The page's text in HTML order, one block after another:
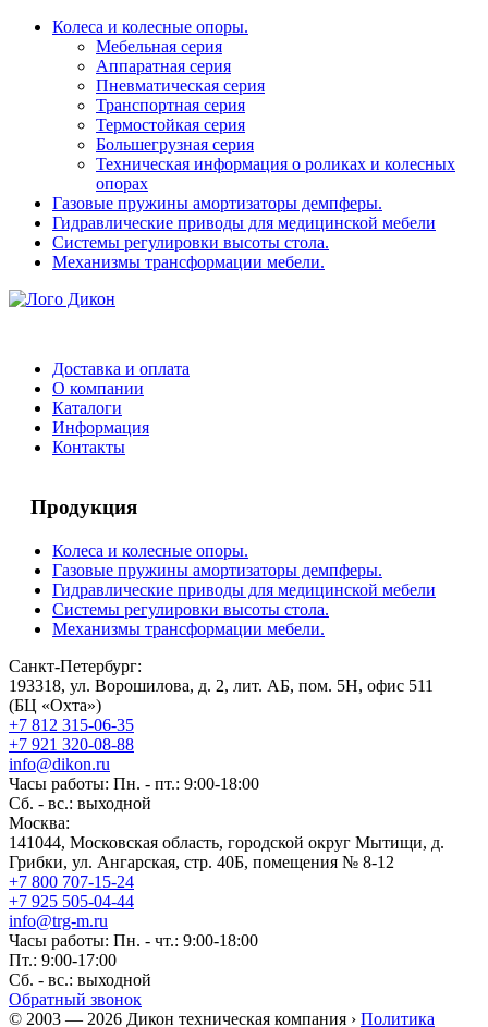
Колеса и колесные опоры.
Мебельная серия
Аппаратная серия
Пневматическая серия
Транспортная серия
Термостойкая серия
Большегрузная серия
Техническая информация о роликах и колесных
опорах
Газовые пружины амортизаторы демпферы.
Гидравлические приводы для медицинской мебели
Системы регулировки высоты стола.
Механизмы трансформации мебели.
Доставка и оплата
О компании
Каталоги
Информация
Контакты
Продукция
Колеса и колесные опоры.
Газовые пружины амортизаторы демпферы.
Гидравлические приводы для медицинской мебели
Системы регулировки высоты стола.
Механизмы трансформации мебели.
Санкт-Петербург:
193318, ул. Ворошилова, д. 2, лит. АБ, пом. 5Н, офис 511
(БЦ «Охта»)
+7 812 315-06-35
+7 921 320-08-88
info@dikon.ru
Часы работы: Пн. - пт.: 9:00-18:00
Сб. - вс.: выходной
Москва:
141044, Московская область, городской округ Мытищи, д.
Грибки, ул. Ангарская, стр. 40Б, помещения № 8-12
+7 800 707-15-24
+7 925 505-04-44
info@trg-m.ru
Часы работы: Пн. - чт.: 9:00-18:00
Пт.: 9:00-17:00
Сб. - вс.: выходной
Обратный звонок
© 2003 — 2026 Дикон техническая компания › Политика